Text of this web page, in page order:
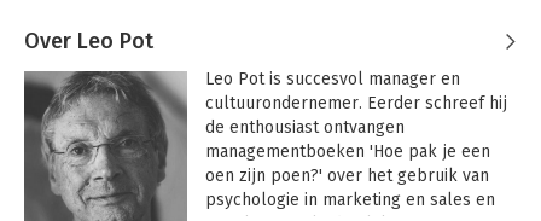
Over Leo Pot
Leo Pot is succesvol manager en
cultuurondernemer. Eerder schreef hij
de enthousiast ontvangen
managementboeken 'Hoe pak je een
oen zijn poen?' over het gebruik van
psychologie in marketing en sales en